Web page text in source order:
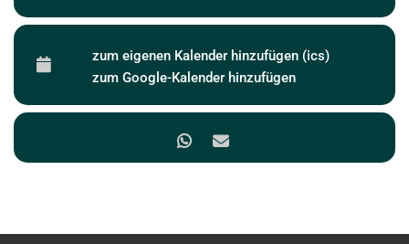
zum eigenen Kalender hinzufügen (ics)
zum Google-Kalender hinzufügen